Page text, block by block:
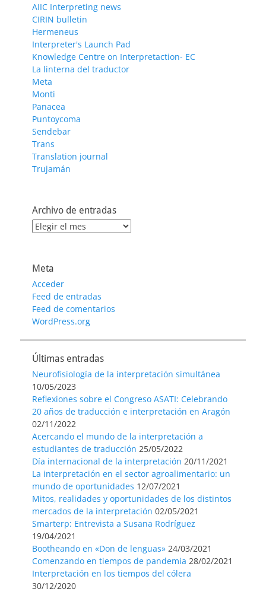
AIIC Interpreting news
CIRIN bulletin
Hermeneus
Interpreter's Launch Pad
Knowledge Centre on Interpretaction- EC
La linterna del traductor
Meta
Monti
Panacea
Puntoycoma
Sendebar
Trans
Translation journal
Trujamán
Archivo de entradas
Archivo
Meta
Acceder
Feed de entradas
Feed de comentarios
WordPress.org
Últimas entradas
Neurofisiología de la interpretación simultánea
10/05/2023
Reflexiones sobre el Congreso ASATI: Celebrando
20 años de traducción e interpretación en Aragón
02/11/2022
Acercando el mundo de la interpretación a
estudiantes de traducción 25/05/2022
Día internacional de la interpretación 20/11/2021
La interpretación en el sector agroalimentario: un
mundo de oportunidades 12/07/2021
Mitos, realidades y oportunidades de los distintos
mercados de la interpretación 02/05/2021
Smarterp: Entrevista a Susana Rodríguez
19/04/2021
Bootheando en «Don de lenguas» 24/03/2021
Comenzando en tiempos de pandemia 28/02/2021
Interpretación en los tiempos del cólera
30/12/2020